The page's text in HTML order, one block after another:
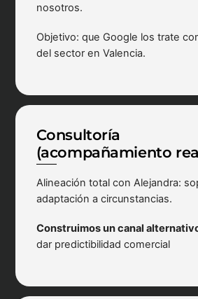
nosotros.
Objetivo: que Google los trate
del sector en Valencia.
Consultoría
(acompañamiento
Alineación total con Alejandra:
adaptación a circunstancias.
Construimos un canal
dar predictibilidad comercial